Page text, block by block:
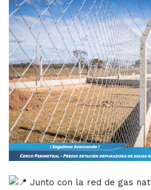
Junto con la red de gas